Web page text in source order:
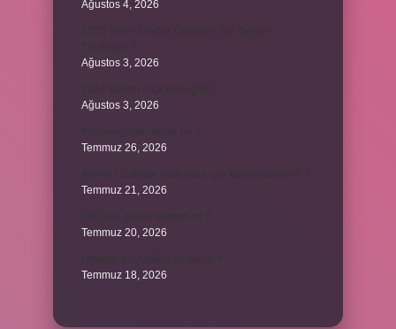
Ağustos 4, 2026
Ağustos 3, 2026
Ağustos 3, 2026
Temmuz 26, 2026
Temmuz 21, 2026
Temmuz 20, 2026
Temmuz 18, 2026